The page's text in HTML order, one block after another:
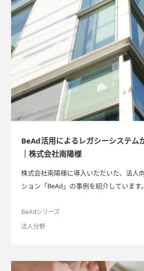
BeAd活用によるレガシーシステム
｜株式会社南陽様
株式会社南陽様に導入いただいた、法人
ション「BeAd」の事例を紹介しています。
BeAdシリーズ
法人分野